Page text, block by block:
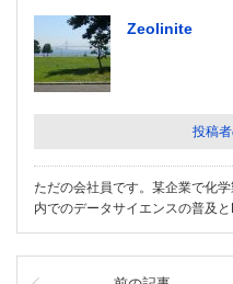
Zeolinite
投稿
ただの会社員です。某企業で化
内でのデータサイエンスの普及